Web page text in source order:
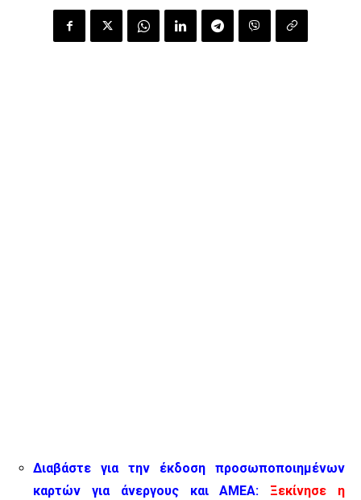
Διαβάστε για την έκδοση προσωποποιημένων
καρτών για άνεργους και ΑΜΕΑ: Ξεκίνησε η